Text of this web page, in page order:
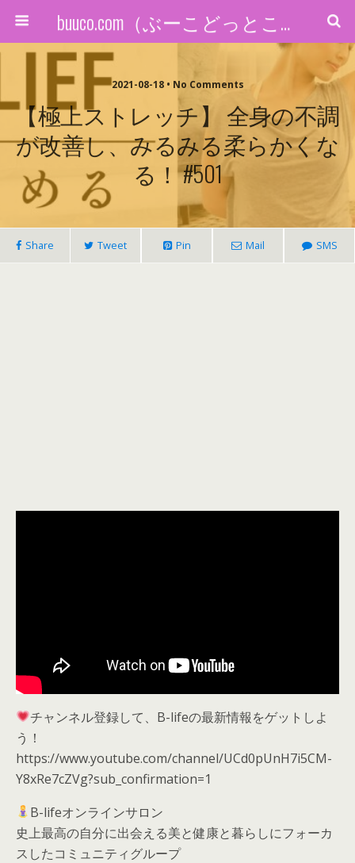
buuco.com（ぶーこどっとこむ）
2021-08-18 • No Comments
【極上ストレッチ】 全身の不調
が改善し、みるみる柔らかくな
る！ #501
Share Tweet Pin Mail SMS
チャンネル登録して、B-lifeの最新情報をゲットしよ
う！
https://www.youtube.com/channel/UCd0pUnH7i5CM-
Y8xRe7cZVg?sub_confirmation=1
B-lifeオンラインサロン
史上最高の自分に出会える美と健康と暮らしにフォーカ
スしたコミュニティグループ